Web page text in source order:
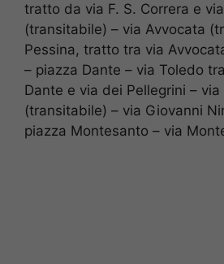
tratto da via F. S. Correra e
(transitabile) – via Avvocata
Pessina, tratto tra via
– piazza Dante – via Toledo
Dante e via dei Pellegrini –
(transitabile) – via Giovanni
piazza Montesanto – via